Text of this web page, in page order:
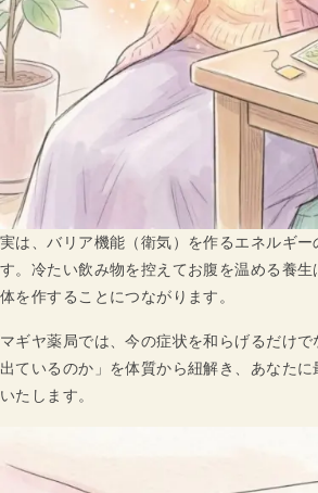
実は、バリア機能（衛気）を作るエネルギー
す。冷たい飲み物を控えてお腹を温める養
体を作することにつながります。
マギヤ薬局では、今の症状を和らげるだけ
出ているのか」を体質から紐解き、あなた
いたします。